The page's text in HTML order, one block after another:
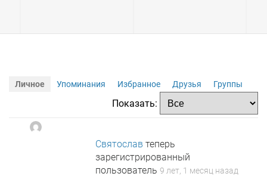
Личное Упоминания Избранное Друзья Группы
Показать:
Святослав теперь
зарегистрированный
пользователь 9 лет, 1 месяц назад